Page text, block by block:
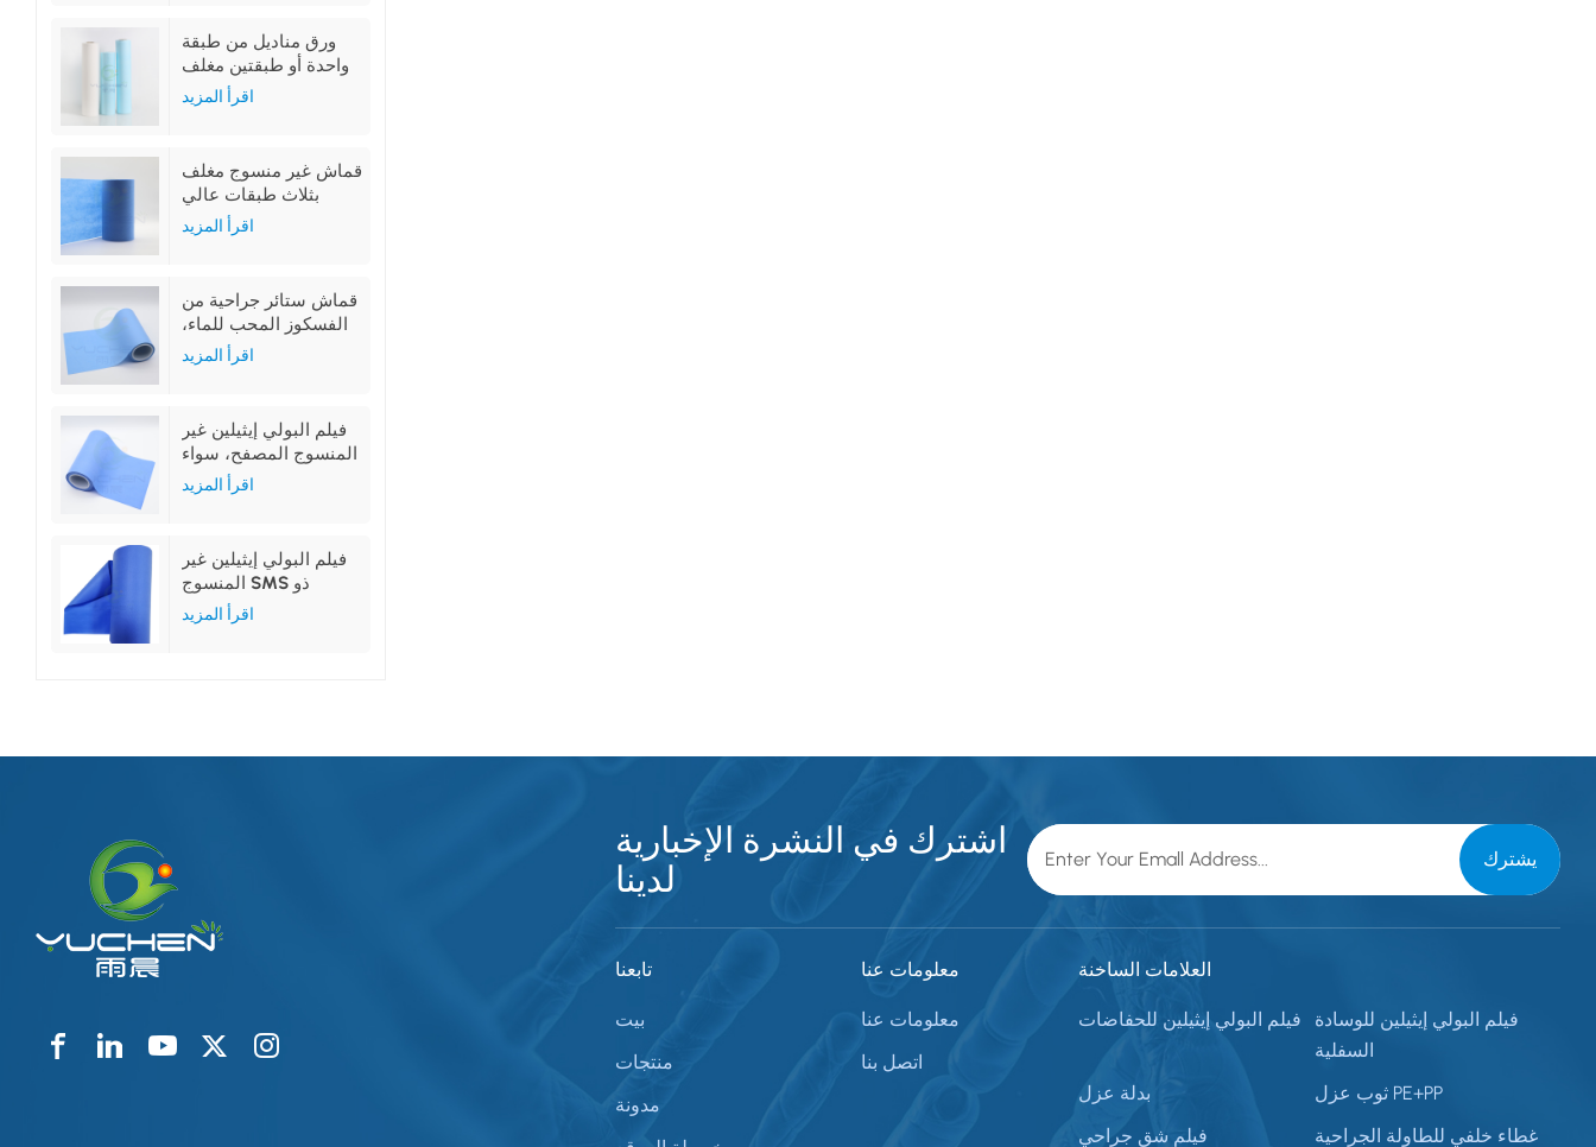
ورق مناديل من طبقة
واحدة أو طبقتين مغلف
بغشاء من البولي إيثيلين
اقرأ المزيد
قماش غير منسوج مغلف
بثلاث طبقات عالي
الامتصاص
اقرأ المزيد
قماش ستائر جراحية من
الفسكوز المحب للماء،
غير منسوج، مغلف بغشاء
البولي إيثيلين
اقرأ المزيد
فيلم البولي إيثيلين غير
المنسوج المصفح، سواء
كان محبًا للماء أو طاردًا
للماء، مصنوع من البولي
البولي بروبيلين المقاوم
للماء
اقرأ المزيد
فيلم البولي إيثيلين غير
المنسوج SMS ذو
التغليف الكامل أو
المتوسط
اقرأ المزيد
اشترك في النشرة الإخبارية
لدينا
تابعنا
بيت
منتجات
مدونة
معلومات عنا
معلومات عنا
اتصل بنا
العلامات الساخنة
فيلم البولي إيثيلين للحفاضات
فيلم البولي إيثيلين للوسادة
السفلية
بدلة عزل
ثوب عزل PE+PP
فيلم شق جراحي
غطاء خلفي للطاولة الجراحية